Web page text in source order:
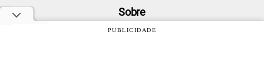
Sobre
Contato
PUBLICIDADE